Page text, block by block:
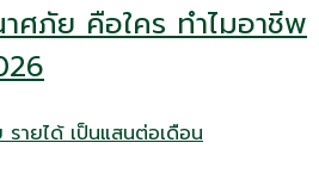
ศภัย คือใคร ทำไมอาชีพ